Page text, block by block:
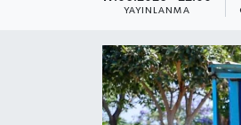
YAYINLANMA
Resmi Reklamlar